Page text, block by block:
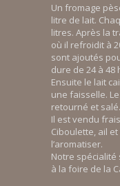
Un fromage
litre de lait.
litres. Après la
où il refroidit à
sont ajoutés
dure de 24 à 48
Ensuite le lait
une faisselle.
retourné et salé.
Il est vendu
Ciboulette, ail
l’aromatiser.
Notre spécialité
à la foire de la